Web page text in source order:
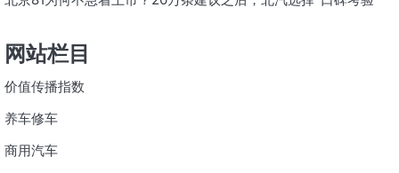
网站栏目
价值传播指数
养车修车
商用汽车